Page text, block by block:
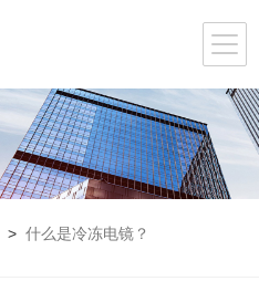
>什么是冷冻电镜？